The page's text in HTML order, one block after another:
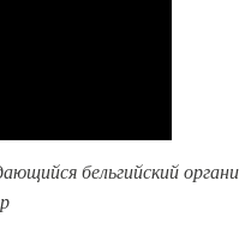
бельгийский